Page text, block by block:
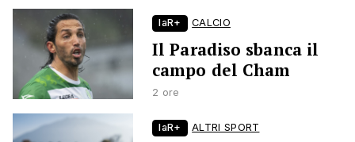
laR+ CALCIO
Il Paradiso sbanca il
campo del Cham
2 ore
laR+ ALTRI SPORT